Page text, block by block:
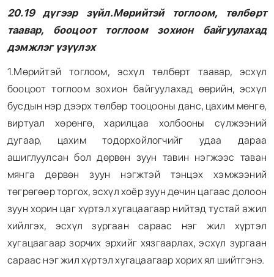
20.19 дүгээр зүйл.Мөрийтэй тоглоом, төлбөрт
таавар, бооцоот тоглоом зохион байгуулахад
дэмжлэг үзүүлэх
1.Мөрийтэй тоглоом, эсхүл төлбөрт таавар, эсхүл
бооцоот тоглоом зохион байгуулахад өөрийн, эсхүл
бусдын нэр дээрх төлбөр тооцооны данс, цахим мөнгө,
виртуал хөрөнгө, харилцаа холбооны сүлжээний
дугаар, цахим тодорхойлогчийг удаа дараа
ашиглуулсан бол дөрвөн зуун тавин нэгжээс таван
мянга дөрвөн зуун нэгжтэй тэнцэх хэмжээний
төгрөгөөр торгох, эсхүл хоёр зуун дөчин цагаас долоон
зуун хорин цаг хүртэл хугацаагаар нийтэд тустай ажил
хийлгэх, эсхүл зургаан сараас нэг жил хүртэл
хугацаагаар зорчих эрхийг хязгаарлах, эсхүл зургаан
сараас нэг жил хүртэл хугацаагаар хорих ял шийтгэнэ.